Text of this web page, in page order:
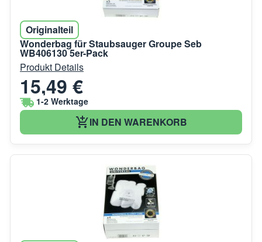
Originalteil
Wonderbag für Staubsauger Groupe Seb
WB406130 5er-Pack
Produkt Details
15,49 €
1-2 Werktage
IN DEN WARENKORB